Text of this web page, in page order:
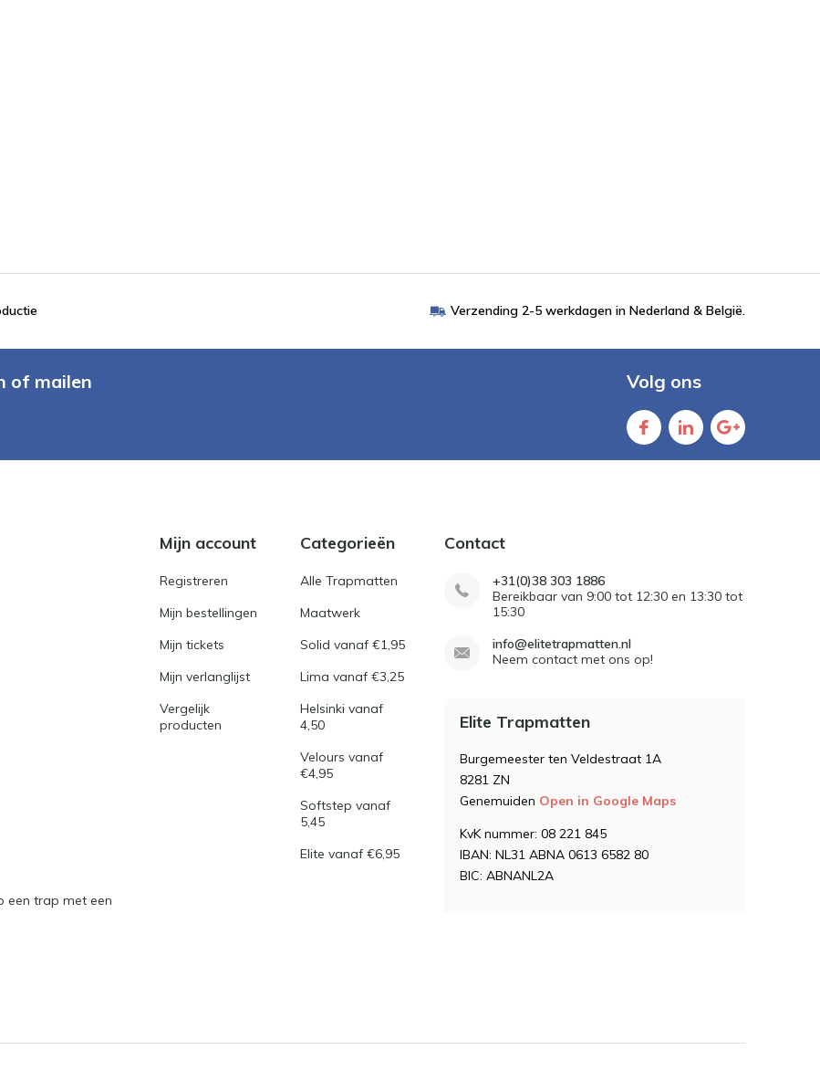
Verzending 2-5 werkdagen in Nederland & België.
of mailen Volg ons
een trap met een
Mijn account
Registreren
Mijn bestellingen
Mijn tickets
Mijn verlanglijst
Vergelijk
producten
Categorieën
Alle Trapmatten
Maatwerk
Solid vanaf €1,95
Lima vanaf €3,25
Helsinki vanaf
4,50
Velours vanaf
€4,95
Softstep vanaf
5,45
Elite vanaf €6,95
Contact
+31(0)38 303 1886
Bereikbaar van 9:00 tot 12:30 en 13:30 tot
15:30
info@elitetrapmatten.nl
Neem contact met ons op!
Elite Trapmatten
Burgemeester ten Veldestraat 1A
8281 ZN
Genemuiden Open in Google Maps
KvK nummer: 08 221 845
IBAN: NL31 ABNA 0613 6582 80
BIC: ABNANL2A